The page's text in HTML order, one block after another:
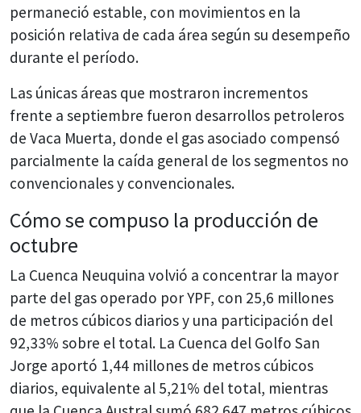
permaneció estable, con movimientos en la
posición relativa de cada área según su desempeño
durante el período.
Las únicas áreas que mostraron incrementos
frente a septiembre fueron desarrollos petroleros
de Vaca Muerta, donde el gas asociado compensó
parcialmente la caída general de los segmentos no
convencionales y convencionales.
Cómo se compuso la producción de
octubre
La Cuenca Neuquina volvió a concentrar la mayor
parte del gas operado por YPF, con 25,6 millones
de metros cúbicos diarios y una participación del
92,33% sobre el total. La Cuenca del Golfo San
Jorge aportó 1,44 millones de metros cúbicos
diarios, equivalente al 5,21% del total, mientras